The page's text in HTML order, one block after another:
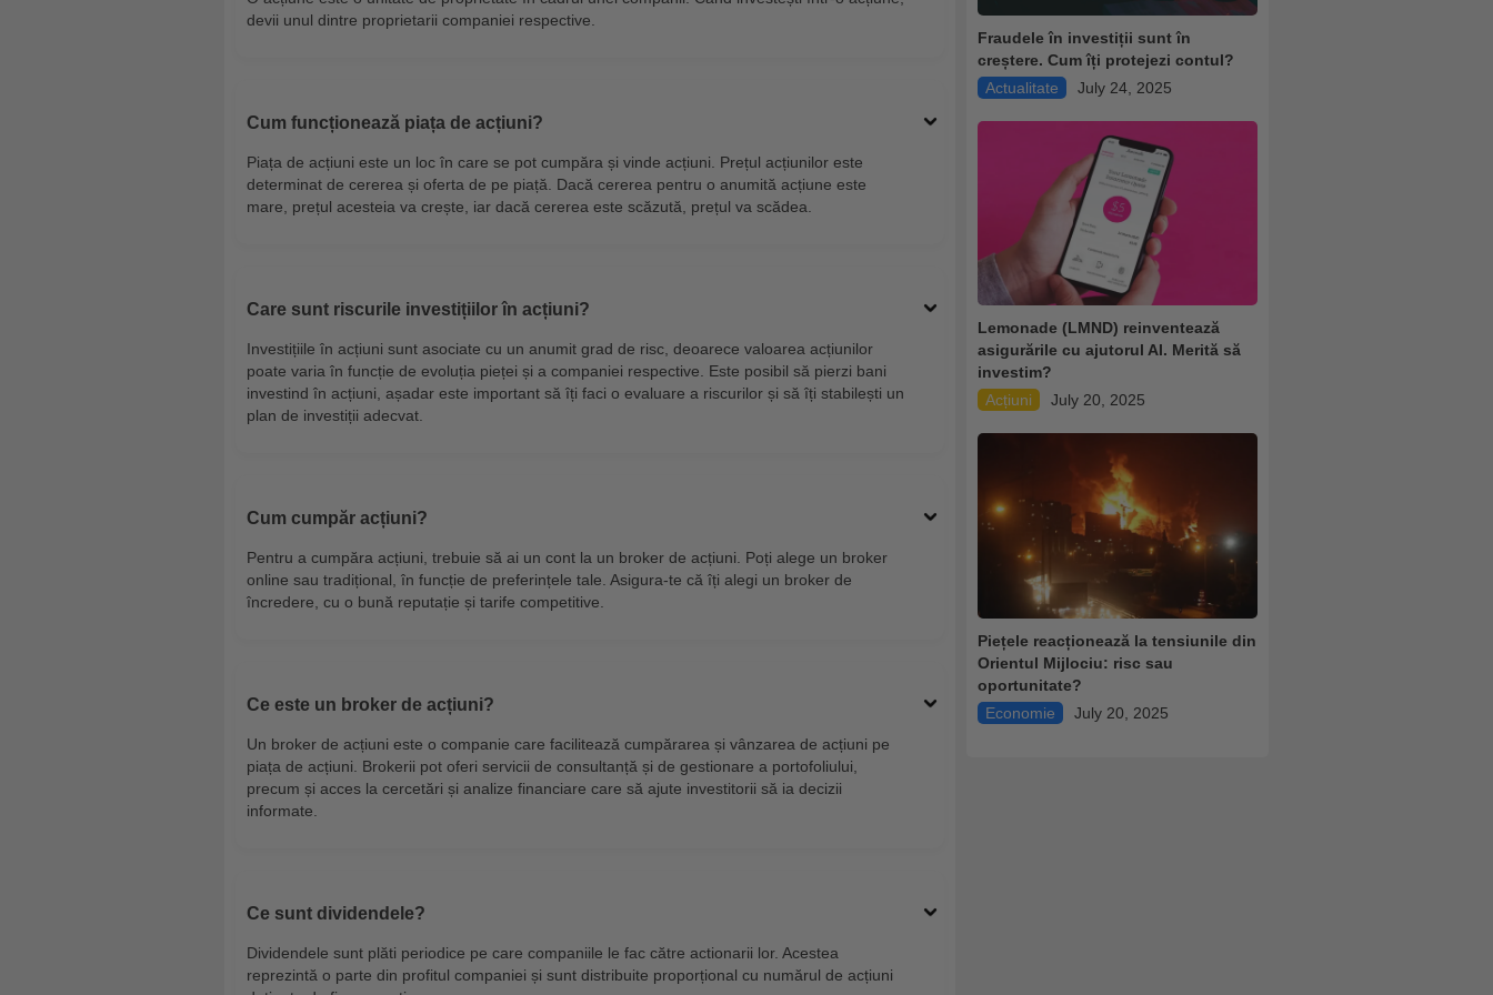
devii unul dintre proprietarii companiei respective.
Cum funcționează piața de acțiuni?
Piața de acțiuni este un loc în care se pot cumpăra și vinde acțiuni. Prețul acțiunilor este
determinat de cererea și oferta de pe piață. Dacă cererea pentru o anumită acțiune este
mare, prețul acesteia va crește, iar dacă cererea este scăzută, prețul va scădea.
Care sunt riscurile investițiilor în acțiuni?
Investițiile în acțiuni sunt asociate cu un anumit grad de risc, deoarece valoarea acțiunilor
poate varia în funcție de evoluția pieței și a companiei respective. Este posibil să pierzi bani
investind în acțiuni, așadar este important să îți faci o evaluare a riscurilor și să îți stabilești un
plan de investiții adecvat.
Cum cumpăr acțiuni?
Pentru a cumpăra acțiuni, trebuie să ai un cont la un broker de acțiuni. Poți alege un broker
online sau tradițional, în funcție de preferințele tale. Asigura-te că îți alegi un broker de
încredere, cu o bună reputație și tarife competitive.
Ce este un broker de acțiuni?
Un broker de acțiuni este o companie care facilitează cumpărarea și vânzarea de acțiuni pe
piața de acțiuni. Brokerii pot oferi servicii de consultanță și de gestionare a portofoliului,
precum și acces la cercetări și analize financiare care să ajute investitorii să ia decizii
informate.
Ce sunt dividendele?
Dividendele sunt plăti periodice pe care companiile le fac către actionarii lor. Acestea
reprezintă o parte din profitul companiei și sunt distribuite proporțional cu numărul de acțiuni
Fraudele în investiții sunt în
creștere. Cum îți protejezi contul?
Actualitate
July 24, 2025
Lemonade (LMND) reinventează
asigurările cu ajutorul AI. Merită să
investim?
Acțiuni
July 20, 2025
Piețele reacționează la tensiunile din
Orientul Mijlociu: risc sau
oportunitate?
Economie
July 20, 2025